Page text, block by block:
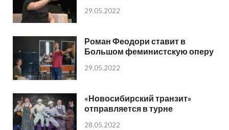
29.05.2022
Роман Феодори ставит в
Большом феминистскую оперу
29.05.2022
«Новосибирский транзит»
отправляется в турне
28.05.2022